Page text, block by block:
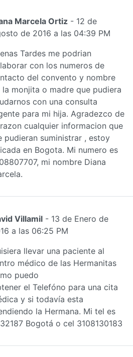
Marcela Ortiz - 12 de
de 2016 a las 04:39 PM
Tardes me podrian
con los numeros de
del convento y nombre
la monjita o madre que pudiera
con una consulta
para mi hija. Agradezco de
cualquier informacion que
pudieran suministrar , estoy
en Bogota. Mi numero es
mi nombre Diana
Villamil - 13 de Enero de
a las 06:25 PM
llevar una paciente al
médico de las Hermanitas
puedo
el Telefóno para una cita
y si todavía esta
la Hermana. Mi tel es
Bogotá o cel 3108130183